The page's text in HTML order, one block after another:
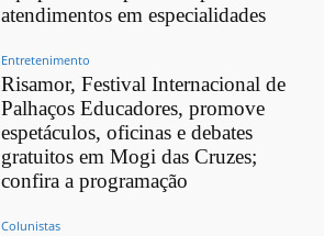
atendimentos em especialidades
Entretenimento
Risamor, Festival Internacional de
Palhaços Educadores, promove
espetáculos, oficinas e debates
gratuitos em Mogi das Cruzes;
confira a programação
Colunistas